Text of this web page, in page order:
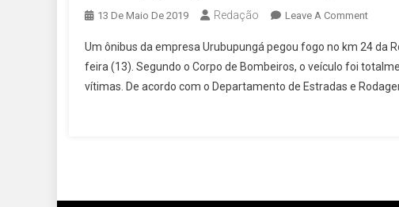
No
13 De Maio De 2019 Redação Leave A CommentOn
Pega
Fogo
No
Um ônibus da empresa Urubupungá pegou fogo no km 24 da
feira (13). Segundo o Corpo de Bombeiros, o veículo foi
vítimas. De acordo com o Departamento de Estradas e